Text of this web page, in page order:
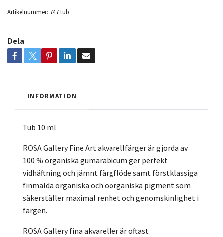
Artikelnummer: 747 tub
Dela
INFORMATION
Tub 10 ml
ROSA Gallery Fine Art akvarellfärger är gjorda av
100 % organiska gumarabicum ger perfekt
vidhäftning och jämnt färgflöde samt förstklassiga
finmalda organiska och oorganiska pigment som
säkerställer maximal renhet och genomskinlighet i
färgen.
ROSA Gallery fina akvareller är oftast